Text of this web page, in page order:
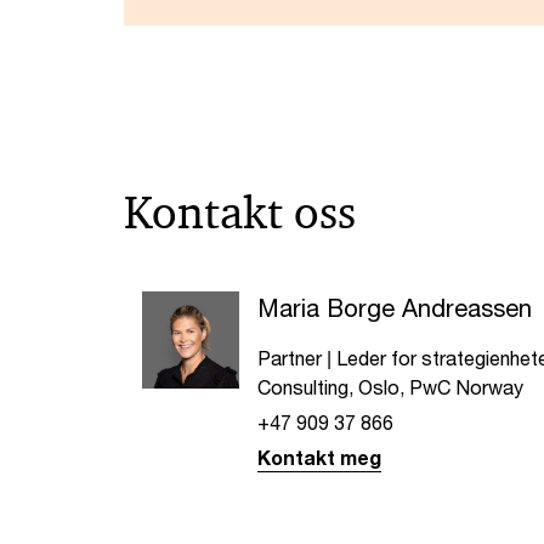
Kontakt oss
Maria Borge Andreassen
Partner | Leder for
Consulting, Oslo, PwC Norway
+47 909 37 866
Kontakt meg